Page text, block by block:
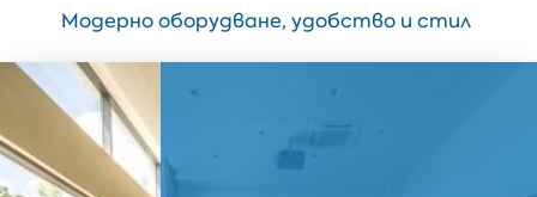
Модерно оборудване, удобство и стил